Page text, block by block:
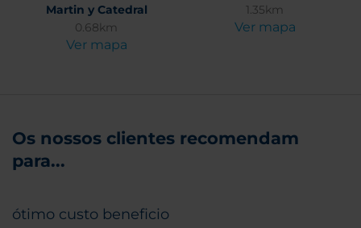
Martin y Catedral
0.68km
Ver mapa
1.35km
Ver mapa
Os nossos clientes recomendam
para...
ótimo custo beneficio